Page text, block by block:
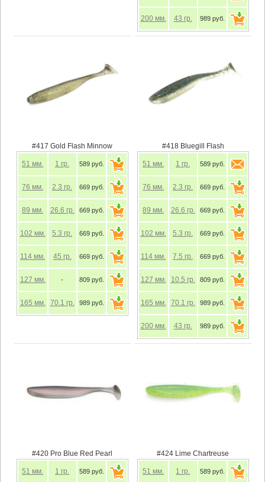
200 мм. 43 гр. 989 руб.
#417 Gold Flash Minnow
51 мм. 1 гр. 589 руб.
76 мм. 2.3 гр. 669 руб.
89 мм. 26.6 гр. 669 руб.
102 мм. 5.3 гр. 669 руб.
114 мм. 45 гр. 669 руб.
127 мм. - 809 руб.
165 мм. 70.1 гр. 989 руб.
#418 Bluegill Flash
51 мм. 1 гр. 589 руб.
76 мм. 2.3 гр. 669 руб.
89 мм. 26.6 гр. 669 руб.
102 мм. 5.3 гр. 669 руб.
114 мм. 7.5 гр. 669 руб.
127 мм. 10.5 гр. 809 руб.
165 мм. 70.1 гр. 989 руб.
200 мм. 43 гр. 989 руб.
#420 Pro Blue Red Pearl
51 мм. 1 гр. 589 руб.
#424 Lime Chartreuse
51 мм. 1 гр. 589 руб.